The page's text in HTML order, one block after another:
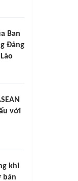
Ban
Đảng
với
khi
bán